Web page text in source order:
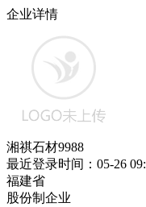
企业详情
湘祺石材9988
最近登录时间：05-26
福建省
股份制企业